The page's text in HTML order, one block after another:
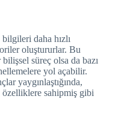
daha hızlı
oluştururlar. Bu
süreç olsa da bazı
yol açabilir.
yaygınlaştığında,
sahipmiş gibi